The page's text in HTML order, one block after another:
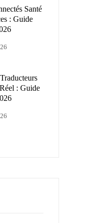
Santé
: Guide
: Guide